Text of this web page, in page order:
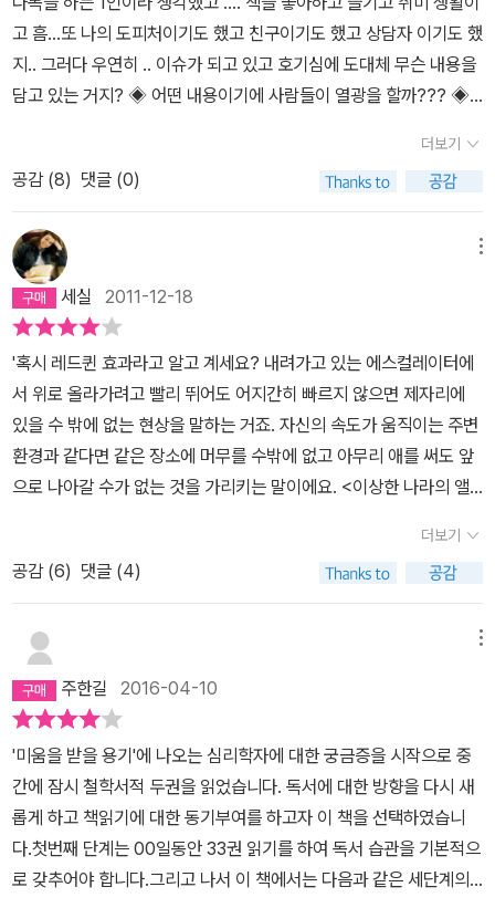
고 흠...또 나의 도피처이기도 했고 친구이기도 했고 상담자 이기도 했
지.. 그러다 우연히 .. 이슈가 되고 있고 호기심에 도대체 무슨 내용을
담고 있는 거지? ◈ 어떤 내용이기에 사람들이 열광을 할까??? ◈
는 거지??? ◈ 책읽는 방법이 있다는 소리야? 아님 따로 읽어야 하
는 책이 있어야 한다는 소리야? (사실 난 책을 사면서 실패도 많이
했다 ㅜㅜ ..그러기에 한번 읽어나 보자라는 생각이 깊었다) 책을 구
입하고 읽어본 나의 리뷰는 올~~~~레 읽어야 한다.. 이책은 읽어야
한다.. 이책을 본 후 나의 뇌속에는 많은 변화들이 일어났다.이지성 작
가에 대해 다시 한번 찬사를 보낸다.. 독서라는 잠짓 무거운 주제의 이
야기를 정말 기발한 아이디어로 책을 쓴것에 대한 찬사이다.이야기
형식의 대리 만족을 느끼게 해주며 이야기속으로 빠지게 하지만 중요
한 내용들은 일목요연하게 펼치면서 정확히 독서의 중요성과 열정을
심어준다.'독서천개가 된 홍대리'에서 홍대리는 현대사회 우리가 지금
살아가고 있는 지금의 우리의 대변적인 인물이 아닐까 생각한다. 홍
대리라는 대리 인물을 통한 간접적인 대리 만족을 통해 독서에 대한
의욕과 학구열을 가슴깊은곳에서 부터 끌어주는 책이라 하겠다.홍대
리를 통해 우린 카타르시스를 간접적으로 맘껏 느낀다. 나의 친구 홍
은 도대체 뭘까?? 한번 알아보자.내 머리속에는 의문들을 나열하기
시작했다 전에 책을 본 방법은 나의 무지함의 독서법은 1. 무분별한
책 선정2. 남들이 말하는 책 선정 (나하고 맞는지 조차 생각 없이 읽
는다-왜 다른사람들이 읽었으니까;;)3. 베스트셀러나 올해의 책이라
고 붙은것은 무조건 믿고 산다.(다수의 선택이기에 옳다고 생각한다.)
4. 책의 종류를 구분하지 않는다.5. 기록하지 않는다(독서록-그딴것
은 우주에 던져 버려 ;;라는 지론의 1인)6. 재미없는 부분은 빨리 넘어
간다 .. (거의 읽지 않지 .. 그럼 왜 사니 ㅡㅡ;;) 아마 다들 상당부분 나
더보기
공감 (8) 댓글 (0)
세실 2011-12-18
'혹시 레드퀸 효과라고 알고 계세요? 내려가고 있는 에스컬레이터에
서 위로 올라가려고 빨리 뛰어도 어지간히 빠르지 않으면 제자리에
있을 수 밖에 없는 현상을 말하는 거죠. 자신의 속도가 움직이는 주변
환경과 같다면 같은 장소에 머무를 수밖에 없고 아무리 애를 써도 앞
으로 나아갈 수가 없는 것을 가리키는 말이에요. <이상한 나라의 앨
에 나오는 얘기죠. 레드 퀸은 이 소설에 등장하는 여왕인데 체스 판의
말 중 하나에요. 달리기의 명수죠. 아무리 달려도 한 발자국도 앞으로
나아가지 못하는 앨리스에게 이렇게 말합니다. 제자리에 머물기 위해
서는 온힘을 다해 뛰어야 한다. 만약 다른 곳으로 가기 위해서는 지금
평천하라고 믿는다. 세상에는 책에 파묻혀 살면서도 자기 앞 길도 제
대로 헤쳐 나가지 못해 가정의 앱물단지로 전락한 사람들이 있다. 인
간답게 살고 싶어서 인문학 독서를 한다고 하면서도 사회 정의나 봉
사, 기부의 삶에 철저하게 무관심한 사람들도 있다. 나는 그런 독서를
싫어한다. 나는 독서를 통해 비정규직이 CEO가 되고, 빚에 허덕이던
가정이 정상으로 돌아가고, 사회 정의에 무심하던 사람이 움직이기
시작하고, 기부와 봉사에 대해 '언젠가는' 이라고 말하던 사람이 '지금
더보기
공감 (6) 댓글 (4)
주한길 2016-04-10
'미움을 받을 용기'에 나오는 심리학자에 대한 궁금증을 시작으로 중
간에 잠시 철학서적 두권을 읽었습니다. 독서에 대한 방향을 다시 새
롭게 하고 책읽기에 대한 동기부여를 하고자 이 책을 선택하였습니
다.첫번째 단계는 00일동안 33권 읽기를 하여 독서 습관을 기본적으
로 갖추어야 합니다.그리고 나서 이 책에서는 다음과 같은 세단계의